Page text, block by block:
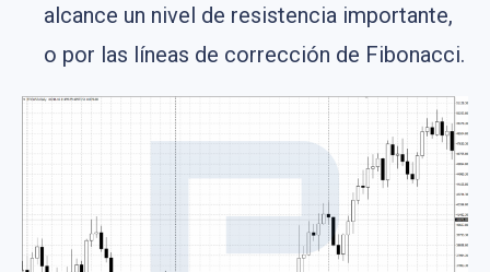
alcance un nivel de resistencia importante,
o por las líneas de corrección de Fibonacci.